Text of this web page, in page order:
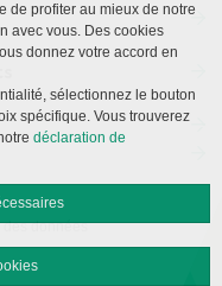
des données
de profiter au mieux de notre
avec vous. Des cookies
donnez votre accord en
sélectionnez le bouton
spécifique. Vous trouverez
déclaration de